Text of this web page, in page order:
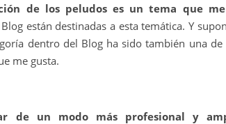
de los peludos es un tema que
están destinadas a esta temática. Y
dentro del Blog ha sido también una de
me gusta.
de un modo más profesional y